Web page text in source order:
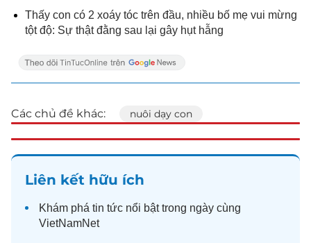
Thấy con có 2 xoáy tóc trên đầu, nhiều bố mẹ vui mừng
tột độ: Sự thật đằng sau lại gây hụt hẫng
Các chủ đề khác: nuôi dạy con
Liên kết hữu ích
Khám phá tin tức nổi bật trong ngày cùng
VietNamNet